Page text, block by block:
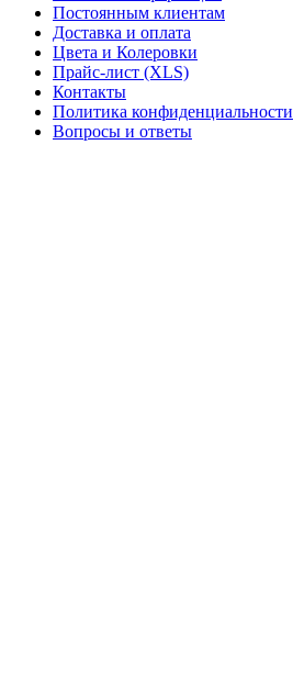
Постоянным клиентам
Доставка и оплата
Цвета и Колеровки
Прайс-лист (XLS)
Контакты
Политика конфиденциальности
Вопросы и ответы